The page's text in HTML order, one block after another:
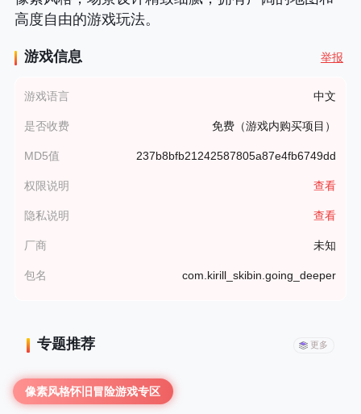
高度自由的游戏玩法。
游戏信息 举报
游戏语言 中文
是否收费 免费（游戏内购买项目）
MD5值 237b8bfb21242587805a87e4fb6749dd
权限说明 查看
隐私说明 查看
厂商 未知
包名 com.kirill_skibin.going_deeper
专题推荐 更多
像素风格怀旧冒险游戏专区